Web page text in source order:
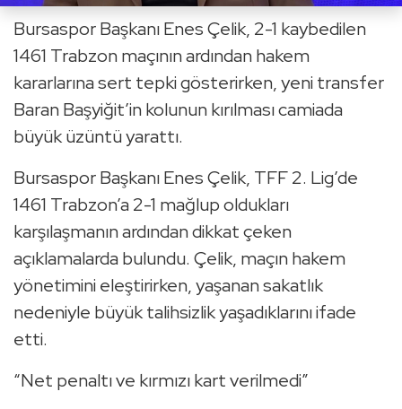
Bursaspor Başkanı Enes Çelik, 2-1 kaybedilen
1461 Trabzon maçının ardından hakem
kararlarına sert tepki gösterirken, yeni transfer
Baran Başyiğit’in kolunun kırılması camiada
büyük üzüntü yarattı.
Bursaspor Başkanı Enes Çelik, TFF 2. Lig’de
1461 Trabzon’a 2-1 mağlup oldukları
karşılaşmanın ardından dikkat çeken
açıklamalarda bulundu. Çelik, maçın hakem
yönetimini eleştirirken, yaşanan sakatlık
nedeniyle büyük talihsizlik yaşadıklarını ifade
etti.
“Net penaltı ve kırmızı kart verilmedi”